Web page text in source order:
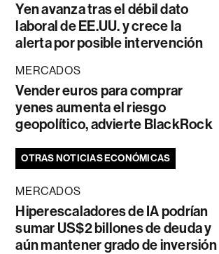
Yen avanza tras el débil dato
laboral de EE.UU. y crece la
alerta por posible intervención
MERCADOS
Vender euros para comprar
yenes aumenta el riesgo
geopolítico, advierte BlackRock
OTRAS NOTICIAS ECONÓMICAS
MERCADOS
Hiperescaladores de IA podrían
sumar US$2 billones de deuda y
aún mantener grado de inversión